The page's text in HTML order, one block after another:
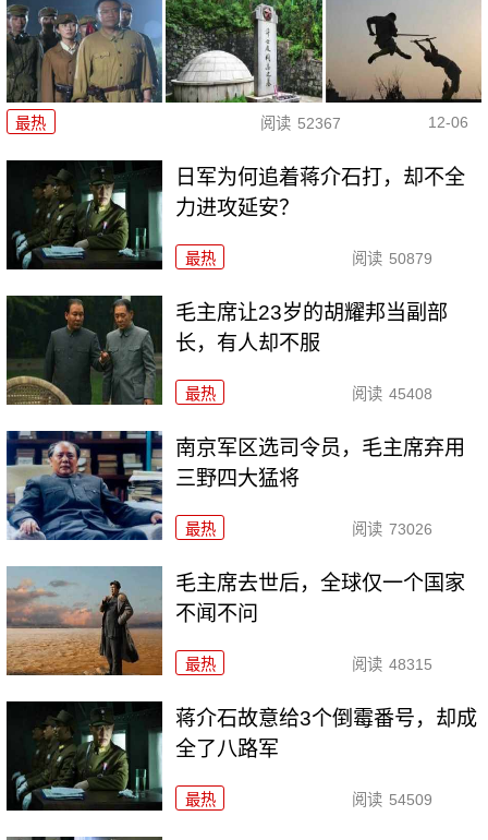
最热 阅读 52367 12-06
日军为何追着蒋介石打，却不全
力进攻延安？
最热 阅读 50879
毛主席让23岁的胡耀邦当副部
长，有人却不服
最热 阅读 45408
南京军区选司令员，毛主席弃用
三野四大猛将
最热 阅读 73026
毛主席去世后，全球仅一个国家
不闻不问
最热 阅读 48315
蒋介石故意给3个倒霉番号，却成
全了八路军
最热 阅读 54509